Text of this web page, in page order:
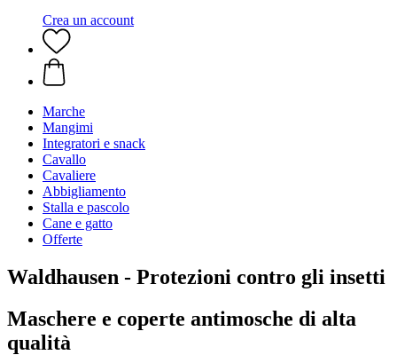
Crea un account
Marche
Mangimi
Integratori e snack
Cavallo
Cavaliere
Abbigliamento
Stalla e pascolo
Cane e gatto
Offerte
Waldhausen - Protezioni contro gli insetti
Maschere e coperte antimosche di alta
qualità